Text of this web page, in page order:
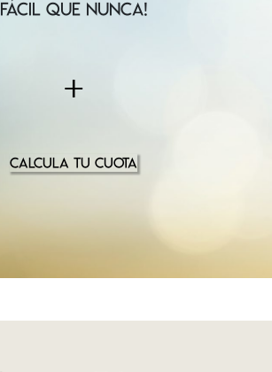
FÁCIL QUE NUNCA!
+
CALCULA TU CUOTA